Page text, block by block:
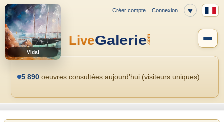
Vidal
5 890 oeuvres consultées aujourd’hui (visiteurs uniques)